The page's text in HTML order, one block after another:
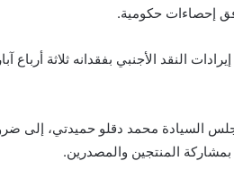
إحصاءات حكومية.
80 بالمئة من إيرادات النقد الأجنبي بفقدانه
السيادة محمد دقلو حميدتي، إلى
بمشاركة المنتجين والمصدرين.